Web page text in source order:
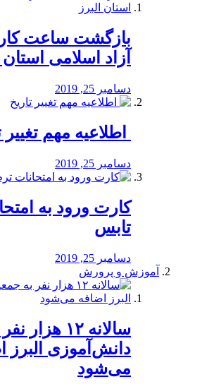
بازگشت ساعت
آزاد اسلامی استان
دسامبر 25, 2019
اطلاعیه مهم تغییر
دسامبر 25, 2019
کارت ورود به
تابس
دسامبر 25, 2019
آموزش و پرورش
️سالانه ۱۲
دانش‌آموزی البرز
می‌شود